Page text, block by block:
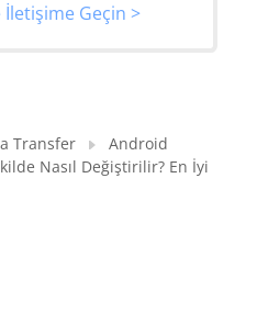
İletişime Geçin >
Transfer
Android
Nasıl Değiştirilir? En İyi